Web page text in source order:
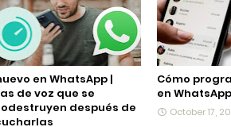
en WhatsApp |
de voz que se
después de
Cómo
en WhatsApp
October 17,